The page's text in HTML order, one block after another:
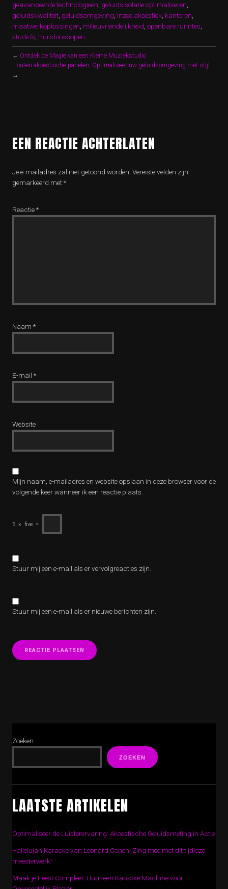
geavanceerde technologieën geluidsisolatie optimaliseren
geluidskwaliteit geluidsomgeving inzee akoestiek kantoren
maatwerkoplossingen milieuvriendelijkheid openbare ruimtes
studio's ,thuisbioscopen
← Ontdek de Magie van een Kleine Muziekstudio
Houten akoestische panelen: Optimaliseer uw geluidsomgeving met stijl
→
EEN REACTIE ACHTERLATEN
Je e-mailadres zal niet getoond worden. Vereiste velden zijn
gemarkeerd met*
Reactie*
Naam *
E-mail *
Website
Mijn naam, e-mailadres en website opslaan in deze browser voor de
volgende keer wanneer ik een reactie plaats.
5 × five =
Stuur mij een e-mail als er vervolgreacties zijn.
Stuur mij een e-mail als er nieuwe berichten zijn.
Zoeken
ZOEKEN
LAATSTE ARTIKELEN
Optimaliseer de Luisterervaring: Akoestische Geluidsmeting in Actie
Hallelujah Karaoke van Leonard Cohen: Zing mee met dit tijdloze
meesterwerk!
Maak je Feest Compleet: Huur een Karaoke Machine voor